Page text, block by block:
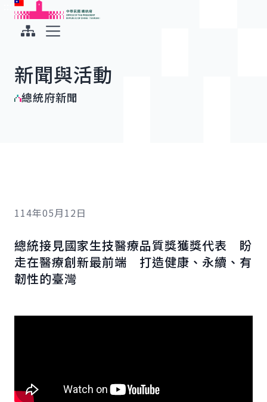
跳到主要內容
中華民國總統府
新聞與活動
總統府新聞
114年05月12日
總統接見國家生技醫療品質獎獲獎代表 盼
走在醫療創新最前端 打造健康、永續、有
韌性的臺灣